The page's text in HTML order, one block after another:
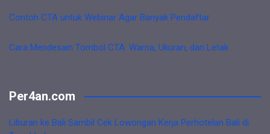
Contoh CTA untuk Webinar Agar Banyak Pendaftar
Cara Mendesain Tombol CTA: Warna, Ukuran, dan Letak
Per4an.com
Liburan ke Bali Sambil Cek Lowongan Kerja Perhotelan Bali di